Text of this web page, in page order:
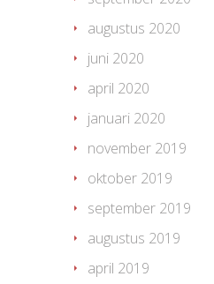
augustus 2020
juni 2020
april 2020
januari 2020
november 2019
oktober 2019
september 2019
augustus 2019
april 2019